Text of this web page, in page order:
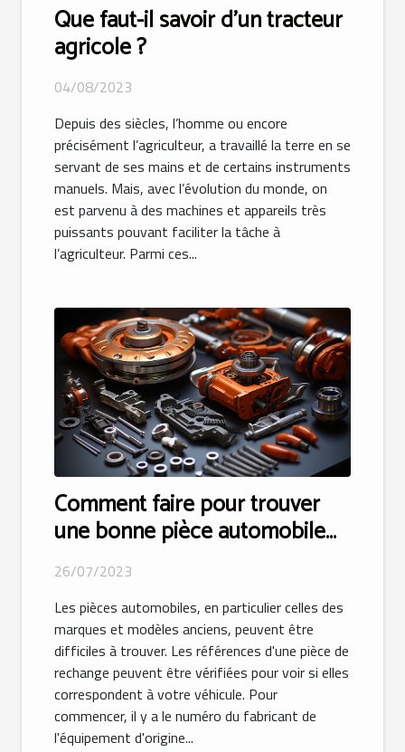
Que faut-il savoir d’un tracteur
agricole ?
04/08/2023
Depuis des siècles, l’homme ou encore
précisément l’agriculteur, a travaillé la terre en se
servant de ses mains et de certains instruments
manuels. Mais, avec l’évolution du monde, on
est parvenu à des machines et appareils très
puissants pouvant faciliter la tâche à
l’agriculteur. Parmi ces...
Comment faire pour trouver
une bonne pièce automobile
appropriée ?
26/07/2023
Les pièces automobiles, en particulier celles des
marques et modèles anciens, peuvent être
difficiles à trouver. Les références d'une pièce de
rechange peuvent être vérifiées pour voir si elles
correspondent à votre véhicule. Pour
commencer, il y a le numéro du fabricant de
l'équipement d'origine...